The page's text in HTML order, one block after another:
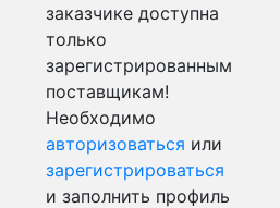
заказчике доступна
только
зарегистрированным
поставщикам!
Необходимо
авторизоваться или
зарегистрироваться
и заполнить профиль